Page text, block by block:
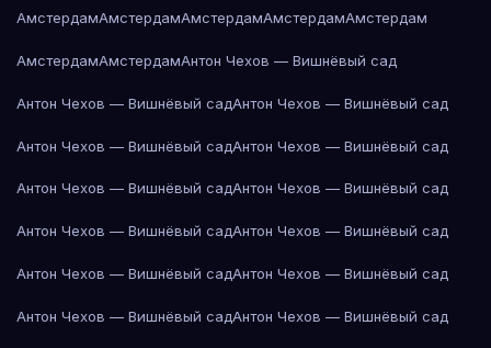
АмстердамАмстердамАмстердамАмстердамАмстердам
АмстердамАмстердамАнтон Чехов — Вишнёвый сад
Антон Чехов — Вишнёвый садАнтон Чехов — Вишнёвый сад
Антон Чехов — Вишнёвый садАнтон Чехов — Вишнёвый сад
Антон Чехов — Вишнёвый садАнтон Чехов — Вишнёвый сад
Антон Чехов — Вишнёвый садАнтон Чехов — Вишнёвый сад
Антон Чехов — Вишнёвый садАнтон Чехов — Вишнёвый сад
Антон Чехов — Вишнёвый садАнтон Чехов — Вишнёвый сад